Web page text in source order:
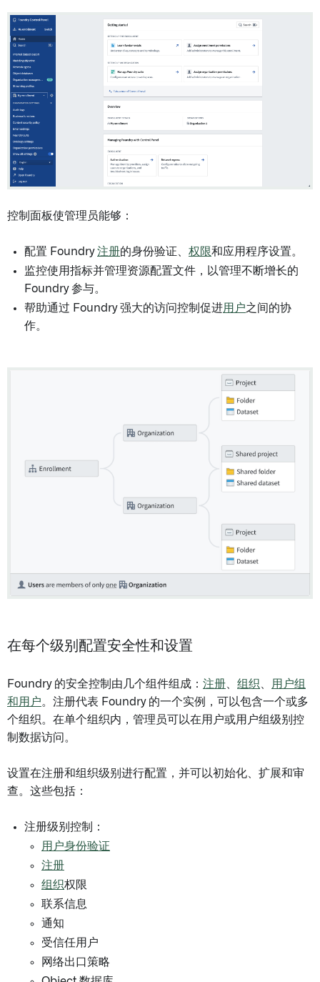
控制面板使管理员能够：
配置 Foundry注册的身份验证、 权限和应用程序设置。
监控使用指标并管理资源配置文件，以管理不断增长的
Foundry 参与。
帮助通过 Foundry 强大的访问控制促进用户之间的协
作。
在每个级别配置安全性和设置
Foundry 的安全控制由几个组件组成： 注册 组织
用户组
和用户。注册代表 Foundry 的一个实例，可以包含一个或多
个组织。在单个组织内，管理员可以在用户或用户组级别控
制数据访问。
设置在注册和组织级别进行配置，并可以初始化、扩展和审
查。这些包括：
注册级别控制：
用户身份验证
注册
组织权限
联系信息
通知
受信任用户
网络出口策略